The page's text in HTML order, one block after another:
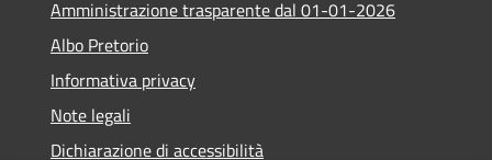
Amministrazione trasparente dal 01-01-2026
Albo Pretorio
Informativa privacy
Note legali
Dichiarazione di accessibilità